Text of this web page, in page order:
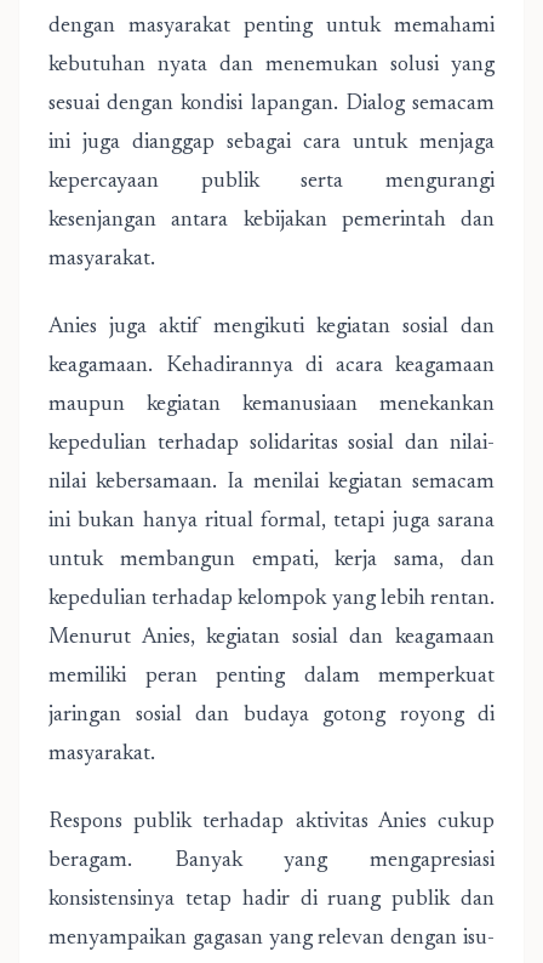
dengan masyarakat penting untuk memahami
kebutuhan nyata dan menemukan solusi yang
sesuai dengan kondisi lapangan. Dialog semacam
ini juga dianggap sebagai cara untuk menjaga
kepercayaan publik serta mengurangi
kesenjangan antara kebijakan pemerintah dan
masyarakat.
Anies juga aktif mengikuti kegiatan sosial dan
keagamaan. Kehadirannya di acara keagamaan
maupun kegiatan kemanusiaan menekankan
kepedulian terhadap solidaritas sosial dan nilai-
nilai kebersamaan. Ia menilai kegiatan semacam
ini bukan hanya ritual formal, tetapi juga sarana
untuk membangun empati, kerja sama, dan
kepedulian terhadap kelompok yang lebih rentan.
Menurut Anies, kegiatan sosial dan keagamaan
memiliki peran penting dalam memperkuat
jaringan sosial dan budaya gotong royong di
masyarakat.
Respons publik terhadap aktivitas Anies cukup
beragam. Banyak yang mengapresiasi
konsistensinya tetap hadir di ruang publik dan
menyampaikan gagasan yang relevan dengan isu-